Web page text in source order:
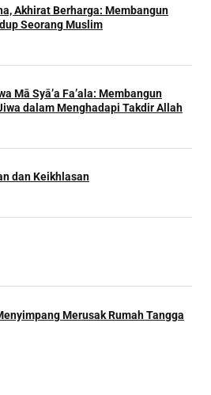
Akhirat Berharga: Membangun
Seorang Muslim
Mā Syā’a Fa’ala: Membangun
dalam Menghadapi Takdir Allah
dan Keikhlasan
Merusak Rumah Tangga